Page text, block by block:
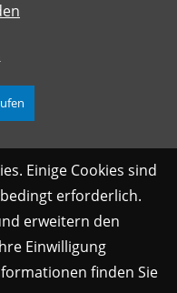
Einige Cookies sind
erforderlich.
erweitern den
Einwilligung
finden Sie